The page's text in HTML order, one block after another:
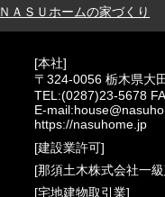
ＮＡＳＵホームの家づくり
[本社]
〒324-0056 栃木県大
TEL:(0287)23-5678
E-
https://nasuhome.jp
[建設業許可]
[那須土木株式会社一
[宅地建物取引業]